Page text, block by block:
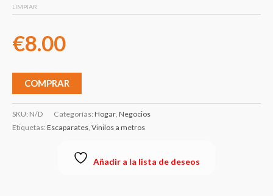
LIMPIAR
€8.00
COMPRAR
SKU: N/D Categorías: Hogar, Negocios
Etiquetas: Escaparates, Vinilos a metros
Añadir a la lista de deseos